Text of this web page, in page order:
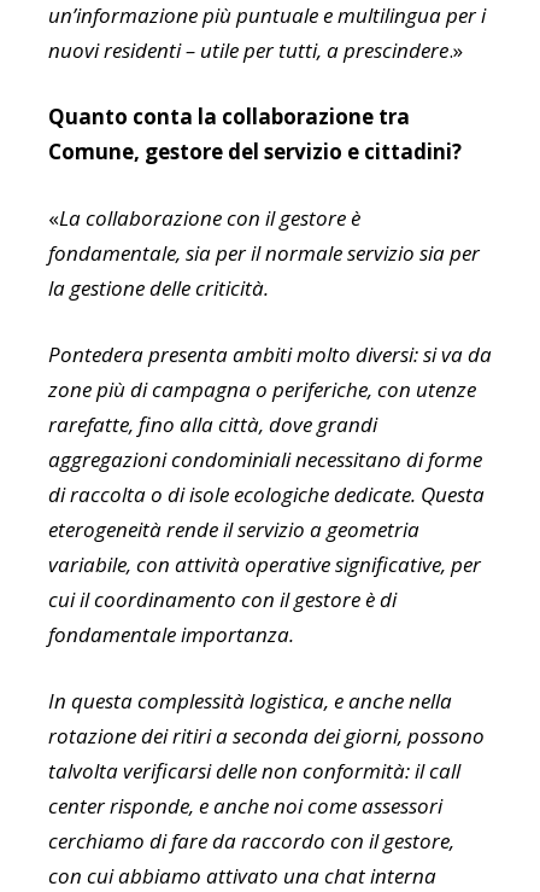
un’informazione più puntuale e multilingua per i
nuovi residenti – utile per tutti, a prescindere.»
Quanto conta la collaborazione tra
Comune, gestore del servizio e cittadini?
«La collaborazione con il gestore è
fondamentale, sia per il normale servizio sia per
la gestione delle criticità.
Pontedera presenta ambiti molto diversi: si va da
zone più di campagna o periferiche, con utenze
rarefatte, fino alla città, dove grandi
aggregazioni condominiali necessitano di forme
di raccolta o di isole ecologiche dedicate. Questa
eterogeneità rende il servizio a geometria
variabile, con attività operative significative, per
cui il coordinamento con il gestore è di
fondamentale importanza.
In questa complessità logistica, e anche nella
rotazione dei ritiri a seconda dei giorni, possono
talvolta verificarsi delle non conformità: il call
center risponde, e anche noi come assessori
cerchiamo di fare da raccordo con il gestore,
con cui abbiamo attivato una chat interna